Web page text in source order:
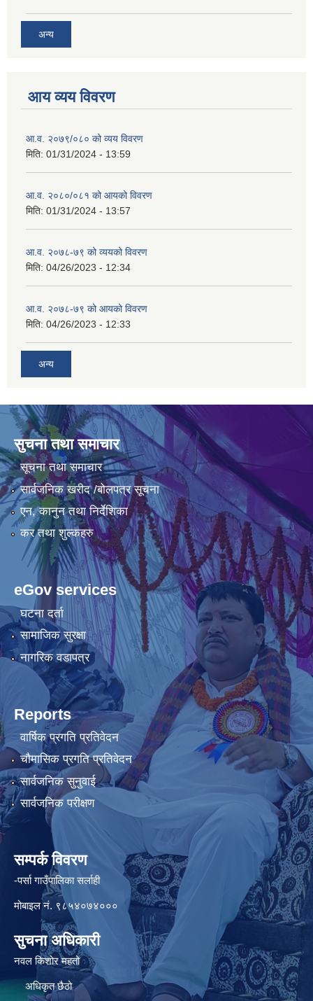
अन्य
आय व्यय विवरण
आ.व. २०७९/०८० को व्यय विवरण
मिति: 01/31/2024 - 13:59
आ.व. २०८०/०८१ को आयको विवरण
मिति: 01/31/2024 - 13:57
आ.व. २०७८-७९ को व्ययको विवरण
मिति: 04/26/2023 - 12:34
आ.व. २०७८-७९ को आयको विवरण
मिति: 04/26/2023 - 12:33
अन्य
सुचना तथा समाचार
सूचना तथा समाचार
सार्वजनिक खरीद /बोलपत्र सूचना
एन, कानुन तथा निर्देशिका
कर तथा शुल्कहरु
eGov services
घटना दर्ता
सामाजिक सुरक्षा
नागरिक वडापत्र
Reports
वार्षिक प्रगति प्रतिवेदन
चौमासिक प्रगति प्रतिवेदन
सार्वजनिक सुनुवाई
सार्वजनिक परीक्षण
सम्पर्क विवरण
-पर्सा गाउँपालिका सर्लाही
मोबाइल नं. ९८५४०७४०००
सुचना अधिकारी
नवल किशोर महतो
अधिकृत छैठो